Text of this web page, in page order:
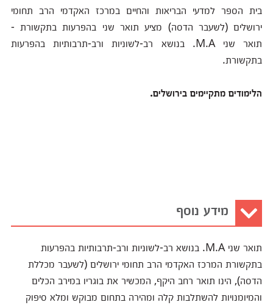
בית הספר למדעי הבריאות והחיים במרכז האקדמי הרב תחומי
ירושלים (לשעבר הדסה) מציע תואר שני בהפרעות בתקשורת -
תואר שני M.A. בנושא רב-לשוניות ורב-תרבותיות בהפרעות
בתקשורת.
הלימודים מתקיימים בירושלים.
מידע נוסף
תואר שני M.A. בנושא רב-לשוניות ורב-תרבותיות בהפרעות
בתקשורת המרכז האקדמי הרב תחומי ירושלים (לשעבר מכללת
הדסה), הינו תואר רחב היקף, המכשיר את בוגריו במירב הכלים
והמיומנויות להשתלבות קלה ומהירה בתחום מבוקש ומלא סיפוק